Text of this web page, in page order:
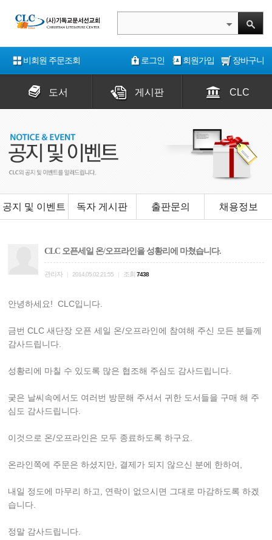
비회원 주문조회 로그인 회원가입 장바구니
도서 게시판 CLC
공지 및 이벤트 독자 게시판 출판문의 채용정보
CLC 오픈세일 온/오프라인을 성황리에 마쳤습니다.
관리자 2014.05.02 21:55 조회 7438
안녕하세요! CLC입니다.
금번 CLC 새단장 오픈 세일 온/오프라인에 참여해 주신 모든 분들께
감사드립니다.
성황리에 마칠 수 있도록 많은 협조해 주심도 감사드립니다.
궂은 날씨속에서도 여러번 방문해 주셔서 귀한 도서들을 구매 해 주
심도 감사드립니다.
이것으로 온/오프라인은 모두 종료하도록 하구요.
온라인쪽에 주문은 하셨지만, 결제가 되지 않으신 분에 한하여,
내일 정도에 마무리 하고, 연락이 없으시면 그대로 마감하도록 하겠
습니다.
정말 감사드립니다.